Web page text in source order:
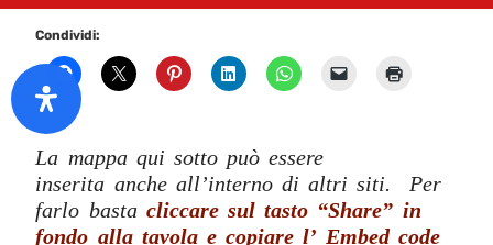
Condividi:
La mappa qui sotto può essere
inserita anche all’interno di altri siti. Per
farlo basta cliccare sul tasto “Share” in
fondo alla tavola e copiare l’ Embed code